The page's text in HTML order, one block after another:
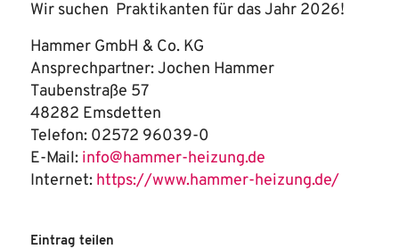
Wir suchen Praktikanten für das Jahr 2026!
Hammer GmbH & Co. KG
Ansprechpartner: Jochen Hammer
Taubenstraße 57
48282 Emsdetten
Telefon: 02572 96039-0
E-Mail: info@hammer-heizung.de
Internet: https://www.hammer-heizung.de/
Eintrag teilen